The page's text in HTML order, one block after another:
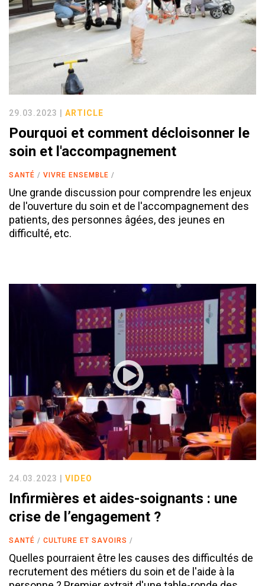
29.03.2023 | ARTICLE
Pourquoi et comment décloisonner le
soin et l'accompagnement
SANTÉ VIVRE ENSEMBLE
Une grande discussion pour comprendre les enjeux
de l'ouverture du soin et de l'accompagnement des
patients, des personnes âgées, des jeunes en
difficulté, etc.
24.03.2023 | VIDEO
Infirmières et aides-soignants : une
crise de l’engagement ?
SANTÉ CULTURE ET SAVOIRS
Quelles pourraient être les causes des difficultés de
recrutement des métiers du soin et de l'aide à la